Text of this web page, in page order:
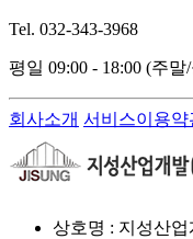
Tel. 032-343-3968
평일 09:00 - 18:00 (주말
회사소개 서비스이용약
상호명 : 지성산업